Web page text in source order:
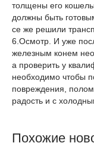
толщены его
должны быть
се же решили
6.Осмотр. И уже
железным конем
а проверить у
необходимо чтобы
повреждения,
радость и с
Похожие